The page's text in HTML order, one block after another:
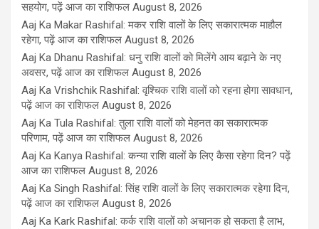
सहयोग, पढ़ें आज का राशिफल August 8, 2026
Aaj Ka Makar Rashifal: मकर राशि वालों के लिए सकारात्मक माहौल
रहेगा, पढ़ें आज का राशिफल August 8, 2026
Aaj Ka Dhanu Rashifal: धनु राशि वालों को मिलेंगे आय बढ़ाने के नए
अवसर, पढ़ें आज का राशिफल August 8, 2026
Aaj Ka Vrishchik Rashifal: वृश्चिक राशि वालों को रहना होगा सावधान,
पढ़ें आज का राशिफल August 8, 2026
Aaj Ka Tula Rashifal: तुला राशि वालों को मेहनत का सकारात्मक
परिणाम, पढ़ें आज का राशिफल August 8, 2026
Aaj Ka Kanya Rashifal: कन्या राशि वालों के लिए कैसा रहेगा दिन? पढ़ें
आज का राशिफल August 8, 2026
Aaj Ka Singh Rashifal: सिंह राशि वालों के लिए सकारात्मक रहेगा दिन,
पढ़ें आज का राशिफल August 8, 2026
Aaj Ka Kark Rashifal: कर्क राशि वालों को अचानक हो सकता है लाभ,